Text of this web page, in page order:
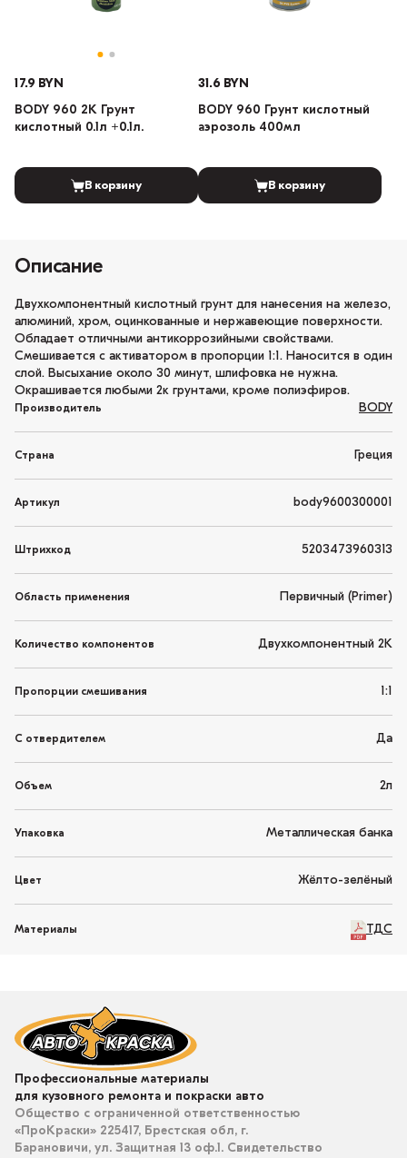
17.9 BYN
BODY 960 2К Грунт
кислотный 0.1л +0.1л.
В корзину
31.6 BYN
BODY 960 Грунт кислотный
аэрозоль 400мл
В корзину
Описание
Двухкомпонентный кислотный грунт для нанесения на железо,
алюминий, хром, оцинкованные и нержавеющие поверхности.
Обладает отличными антикоррозийными свойствами.
Смешивается с активатором в пропорции 1:1. Наносится в один
слой. Высыхание около 30 минут, шлифовка не нужна.
Окрашивается любыми 2к грунтами, кроме полиэфиров.
Производитель BODY
Страна Греция
Артикул body9600300001
Штрихкод 5203473960313
Область применения Первичный (Primer)
Количество компонентов Двухкомпонентный 2K
Пропорции смешивания 1:1
С отвердителем Да
Объем 2л
Упаковка Металлическая банка
Цвет Жёлто-зелёный
Материалы ТДС
Профессиональные материалы
для кузовного ремонта и покраски авто
Общество с ограниченной ответственностью
«ПроКраски» 225417, Брестская обл, г.
Барановичи, ул. Защитная 13 оф.1. Свидетельство